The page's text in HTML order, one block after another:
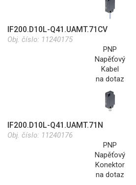
IF200.D10L-Q41.UAMT.71CV
Obj. číslo: 11240175
PNP
Napěťový
Kabel
na dotaz
IF200.D10L-Q41.UAMT.71N
Obj. číslo: 11240176
PNP
Napěťový
Konektor
na dotaz